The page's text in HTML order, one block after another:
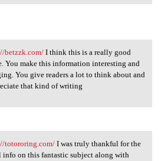
betzzk.com/ I think
betzzk.com/I think this is a really good
You make this information interesting and
You give readers a lot to think about and
that kind of writing
totororing.com/ I was
totororing.com/I was truly thankful for the
info on this fantastic subject along with